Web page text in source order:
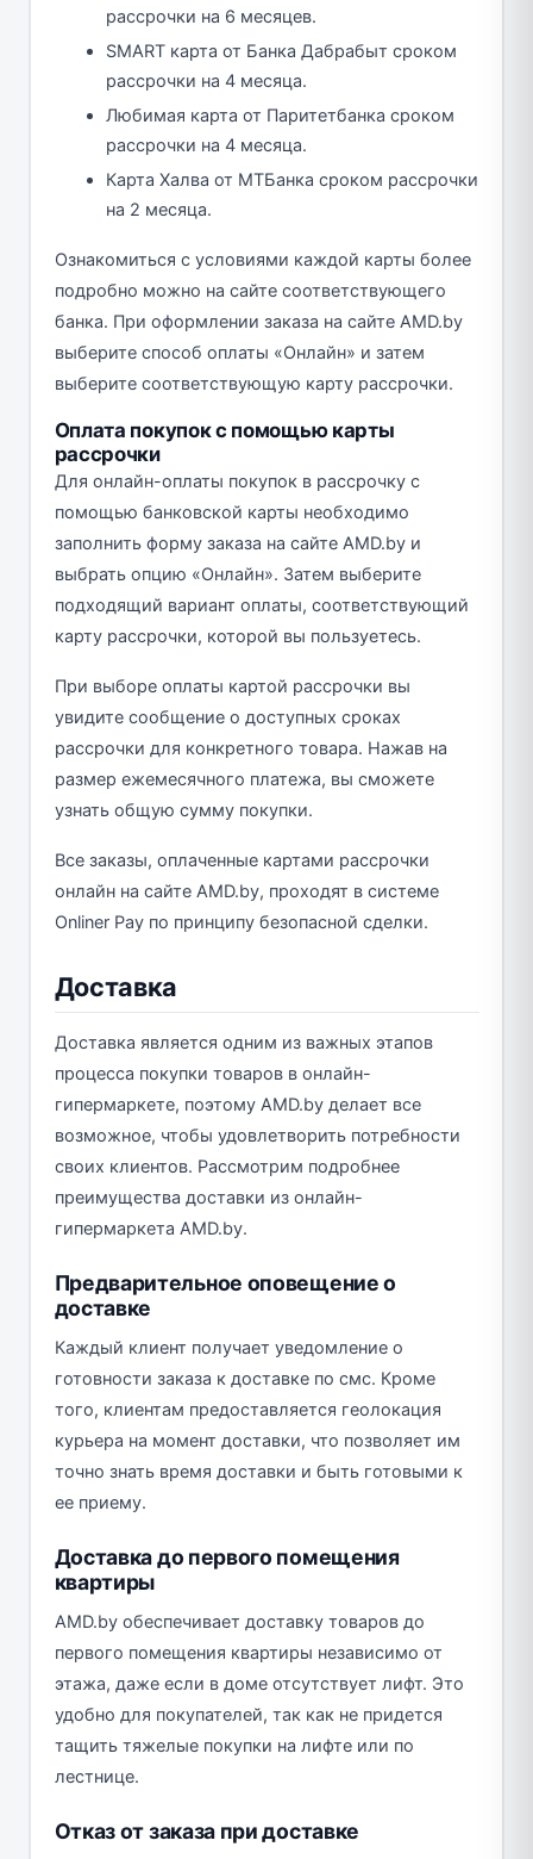
рассрочки на 6 месяцев.
SMART карта от Банка Дабрабыт сроком
рассрочки на 4 месяца.
Любимая карта от Паритетбанка сроком
рассрочки на 4 месяца.
Карта Халва от МТБанка сроком рассрочки
на 2 месяца.
Ознакомиться с условиями каждой карты более
подробно можно на сайте соответствующего
банка. При оформлении заказа на сайте AMD.by
выберите способ оплаты «Онлайн» и затем
выберите соответствующую карту рассрочки.
Оплата покупок с помощью карты
рассрочки
Для онлайн-оплаты покупок в рассрочку с
помощью банковской карты необходимо
заполнить форму заказа на сайте AMD.by и
выбрать опцию «Онлайн». Затем выберите
подходящий вариант оплаты, соответствующий
карту рассрочки, которой вы пользуетесь.
При выборе оплаты картой рассрочки вы
увидите сообщение о доступных сроках
рассрочки для конкретного товара. Нажав на
размер ежемесячного платежа, вы сможете
узнать общую сумму покупки.
Все заказы, оплаченные картами рассрочки
онлайн на сайте AMD.by, проходят в системе
Onliner Pay по принципу безопасной сделки.
Доставка
Доставка является одним из важных этапов
процесса покупки товаров в онлайн-
гипермаркете, поэтому AMD.by делает все
возможное, чтобы удовлетворить потребности
своих клиентов. Рассмотрим подробнее
преимущества доставки из онлайн-
гипермаркета AMD.by.
Предварительное оповещение о
доставке
Каждый клиент получает уведомление о
готовности заказа к доставке по смс. Кроме
того, клиентам предоставляется геолокация
курьера на момент доставки, что позволяет им
точно знать время доставки и быть готовыми к
ее приему.
Доставка до первого помещения
квартиры
AMD.by обеспечивает доставку товаров до
первого помещения квартиры независимо от
этажа, даже если в доме отсутствует лифт. Это
удобно для покупателей, так как не придется
тащить тяжелые покупки на лифте или по
лестнице.
Отказ от заказа при доставке